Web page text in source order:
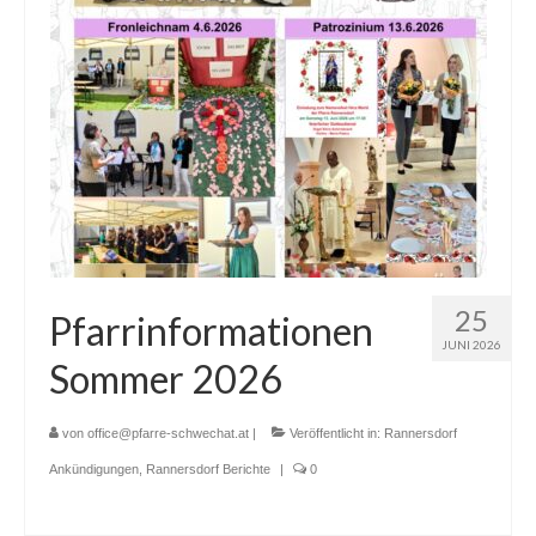
Erstkommunion
Firmung
Erwachsenen-Firmung
Hochzeit
Versöhnung
Krankensalbung
Wiedereintritt
Begräbnis
Prävention
Datenschutz
25
JUNI 2026
Pfarrinformationen
Sommer 2026
von office@pfarre-schwechat.at | Veröffentlicht in: Rannersdorf
Ankündigungen Rannersdorf Berichte | 0